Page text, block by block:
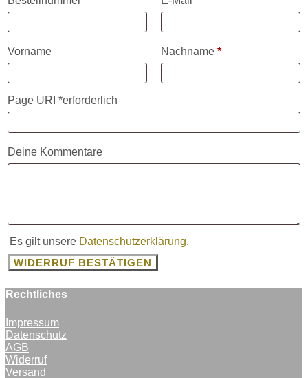
Vorname Nachname *erforderlich
Page URI *erforderlich
Deine Kommentare
Es gilt unsere Datenschutzerklärung.
WIDERRUF BESTÄTIGEN
Rechtliches
Impressum
Datenschutz
AGB
Widerruf
Versand